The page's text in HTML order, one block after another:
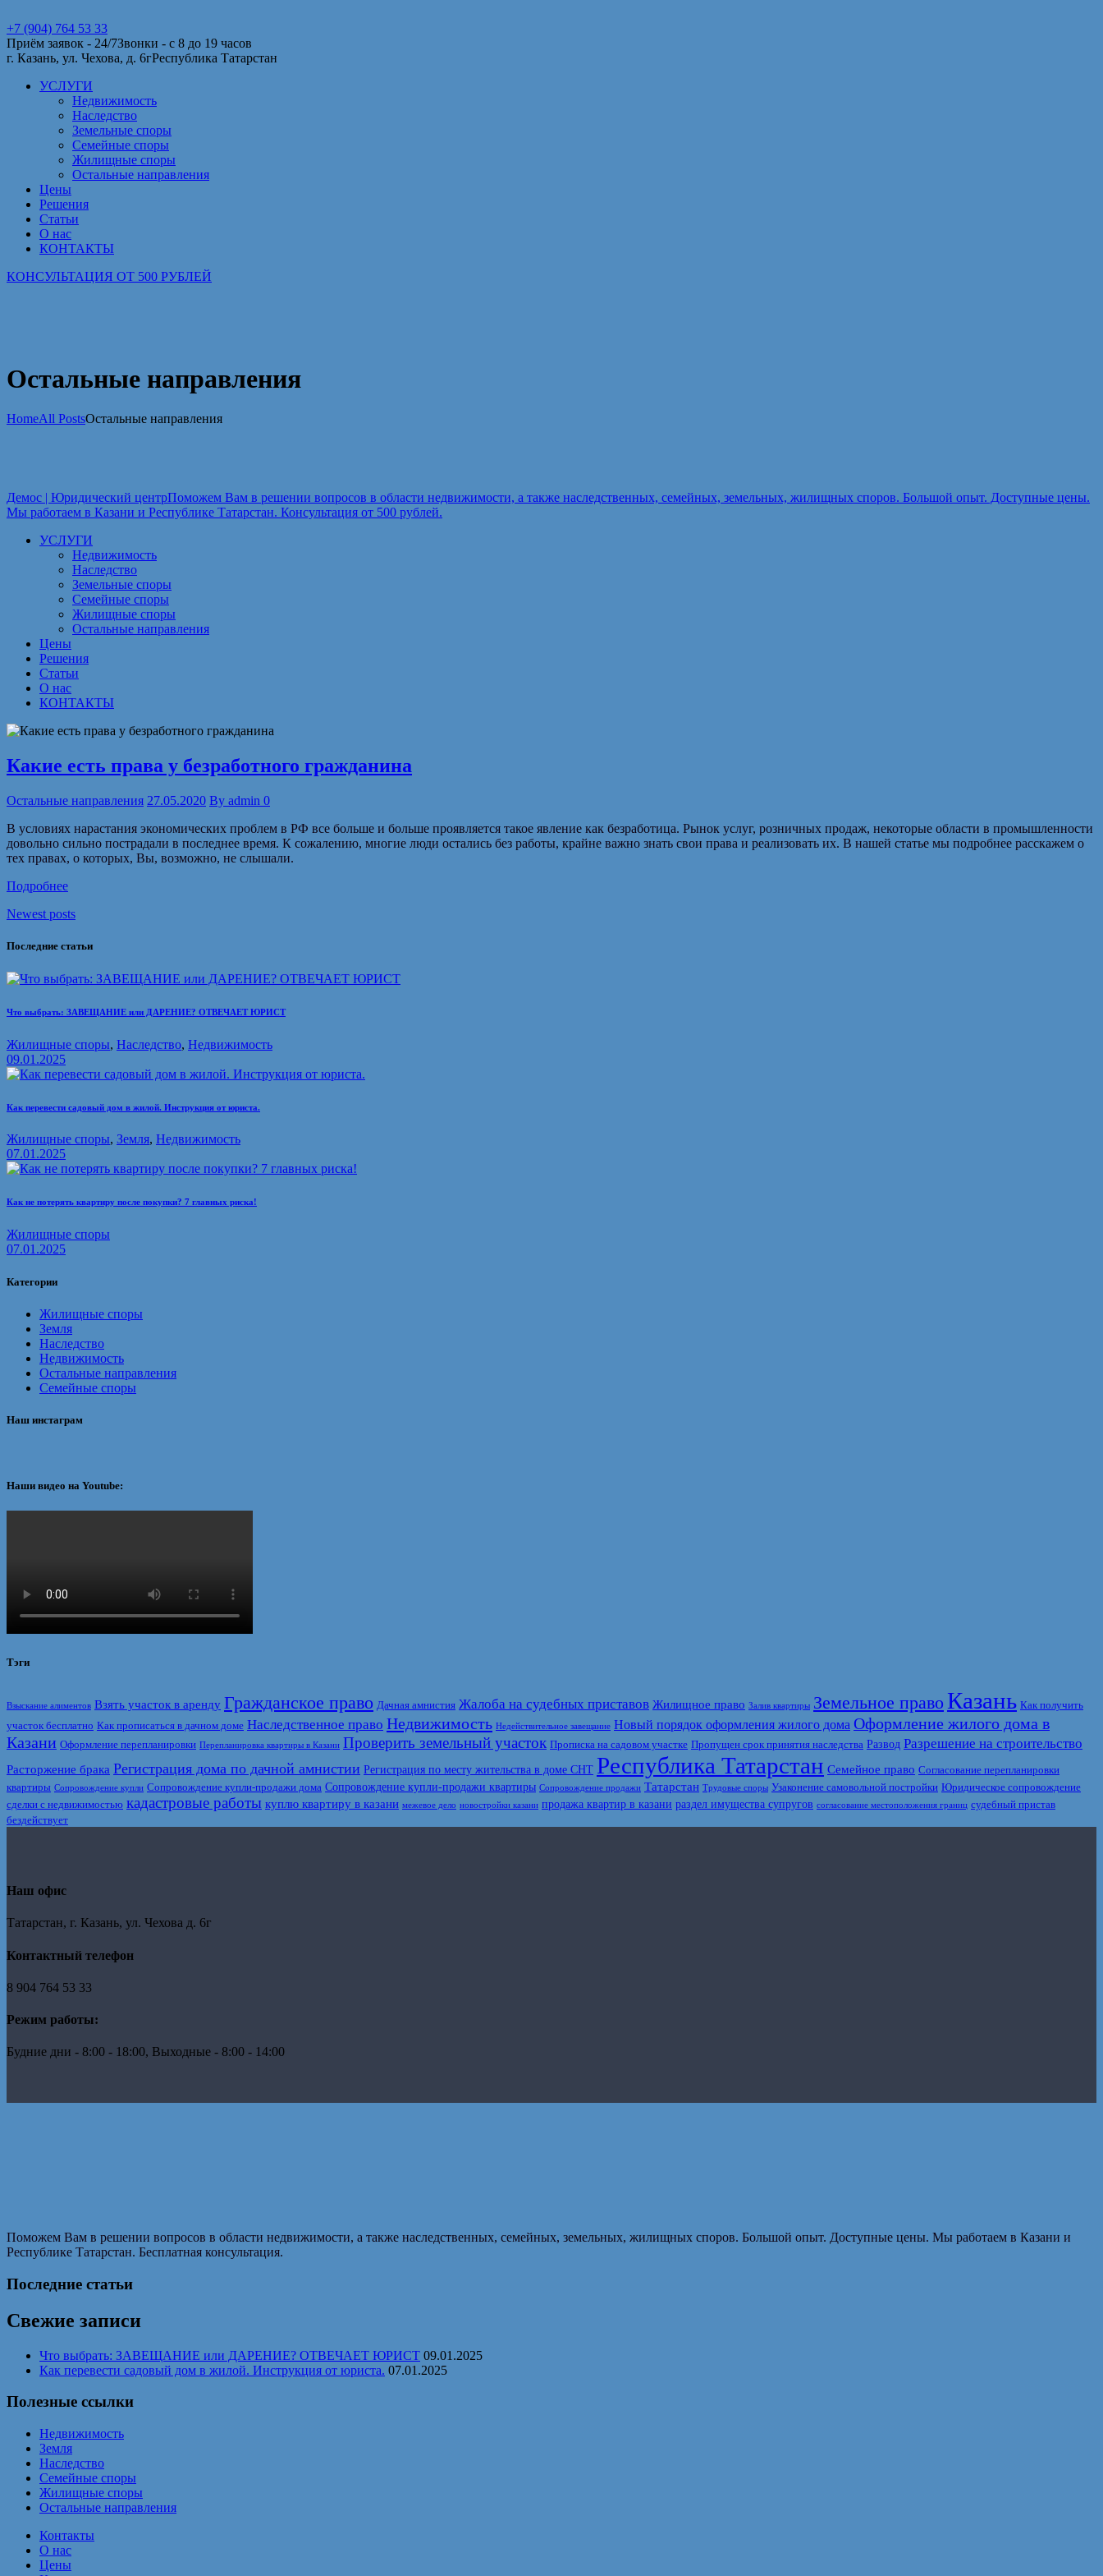
+7 (904) 764 53 33
Приём заявок - 24/7Звонки - с 8 до 19 часов
г. Казань, ул. Чехова, д. 6гРеспублика Татарстан
УСЛУГИ
Недвижимость
Наследство
Земельные споры
Семейные споры
Жилищные споры
Остальные направления
Цены
Решения
Статьи
О нас
КОНТАКТЫ
КОНСУЛЬТАЦИЯ ОТ 500 РУБЛЕЙ
Остальные направления
HomeAll PostsОстальные направления
Демос | Юридический центрПоможем Вам в решении вопросов в области недвижимости, а также наследственных, семейных, земельных, жилищных споров. Большой опыт. Доступные цены.
Мы работаем в Казани и Республике Татарстан. Консультация от 500 рублей.
УСЛУГИ
Недвижимость
Наследство
Земельные споры
Семейные споры
Жилищные споры
Остальные направления
Цены
Решения
Статьи
О нас
КОНТАКТЫ
Какие есть права у безработного гражданина
Остальные направления 27.05.2020 By admin 0
В условиях нарастания экономических проблем в РФ все больше и больше проявляется такое явление как безработица. Рынок услуг, розничных продаж, некоторые области в промышленности
довольно сильно пострадали в последнее время. К сожалению, многие люди остались без работы, крайне важно знать свои права и реализовать их. В нашей статье мы подробнее расскажем о
тех правах, о которых, Вы, возможно, не слышали.
Подробнее
Newest posts
Последние статьи
Что выбрать: ЗАВЕЩАНИЕ или ДАРЕНИЕ? ОТВЕЧАЕТ ЮРИСТ
Жилищные споры, Наследство, Недвижимость
09.01.2025
Как перевести садовый дом в жилой. Инструкция от юриста.
Жилищные споры, Земля, Недвижимость
07.01.2025
Как не потерять квартиру после покупки? 7 главных риска!
Жилищные споры
07.01.2025
Категории
Жилищные споры
Земля
Наследство
Недвижимость
Остальные направления
Семейные споры
Наш инстаграм
Наши видео на Youtube:
Тэги
Взыскание алиментов Взять участок в аренду Гражданское право Дачная амнистия Жалоба на судебных приставов Жилищное право Залив квартиры Земельное право Казань Как получить
участок бесплатно Как прописаться в дачном доме Наследственное право Недвижимость Недействительное завещание Новый порядок оформления жилого дома Оформление жилого дома в
Казани Оформление перепланировки Перепланировка квартиры в Казани Проверить земельный участок Прописка на садовом участке Пропущен срок принятия наследства Развод Разрешение на строительство
Расторжение брака Регистрация дома по дачной амнистии Регистрация по месту жительства в доме СНТ Республика Татарстан Семейное право Согласование перепланировки
квартиры Сопровождение купли Сопровождение купли-продажи дома Сопровождение купли-продажи квартиры Сопровождение продажи Татарстан Трудовые споры Узаконение самовольной постройки Юридическое сопровождение
сделки с недвижимостью кадастровые работы куплю квартиру в казани межевое дело новостройки казани продажа квартир в казани раздел имущества супругов согласование местоположения границ судебный пристав
бездействует
Наш офис
Татарстан, г. Казань, ул. Чехова д. 6г
Контактный телефон
8 904 764 53 33
Режим работы:
Будние дни - 8:00 - 18:00, Выходные - 8:00 - 14:00
Поможем Вам в решении вопросов в области недвижимости, а также наследственных, семейных, земельных, жилищных споров. Большой опыт. Доступные цены. Мы работаем в Казани и
Республике Татарстан. Бесплатная консультация.
Последние статьи
Свежие записи
Что выбрать: ЗАВЕЩАНИЕ или ДАРЕНИЕ? ОТВЕЧАЕТ ЮРИСТ 09.01.2025
Как перевести садовый дом в жилой. Инструкция от юриста. 07.01.2025
Полезные ссылки
Недвижимость
Земля
Наследство
Семейные споры
Жилищные споры
Остальные направления
Контакты
О нас
Цены